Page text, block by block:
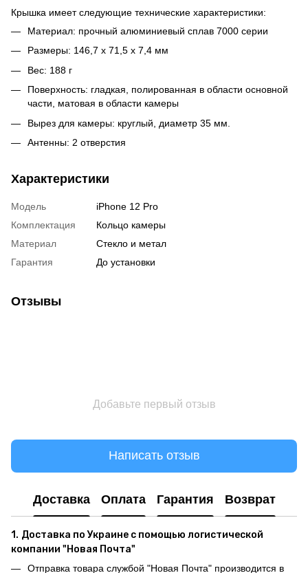
Крышка имеет следующие технические характеристики:
Материал: прочный алюминиевый сплав 7000 серии
Размеры: 146,7 x 71,5 x 7,4 мм
Вес: 188 г
Поверхность: гладкая, полированная в области основной
части, матовая в области камеры
Вырез для камеры: круглый, диаметр 35 мм.
Антенны: 2 отверстия
Характеристики
Модель
iPhone 12 Pro
Комплектация
Кольцо камеры
Материал
Стекло и метал
Гарантия
До установки
Отзывы
Добавьте первый отзыв
Написать отзыв
Доставка Оплата Гарантия Возврат
1. Доставка по Украине с помощью логистической
компании "Новая Почта"
Отправка товара службой "Новая Почта" производится в